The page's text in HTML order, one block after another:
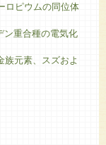
ロピウムの同位体
ン重合種の電気化
族元素、スズおよ